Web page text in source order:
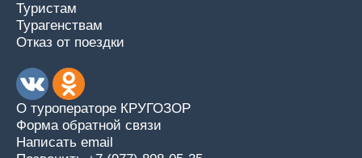
Туристам
Турагенствам
Отказ от поездки
О туроператоре КРУГОЗОР
Форма обратной связи
Написать email